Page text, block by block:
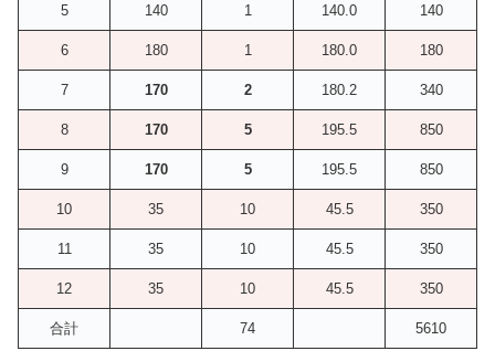
5 140 1 140.0 140
6 180 1 180.0 180
7 170 2 180.2 340
8 170 5 195.5 850
9 170 5 195.5 850
10 35 10 45.5 350
11 35 10 45.5 350
12 35 10 45.5 350
合計 74 5610